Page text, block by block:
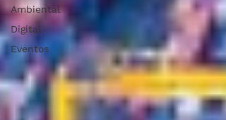
Ambiental
Digital
Eventos